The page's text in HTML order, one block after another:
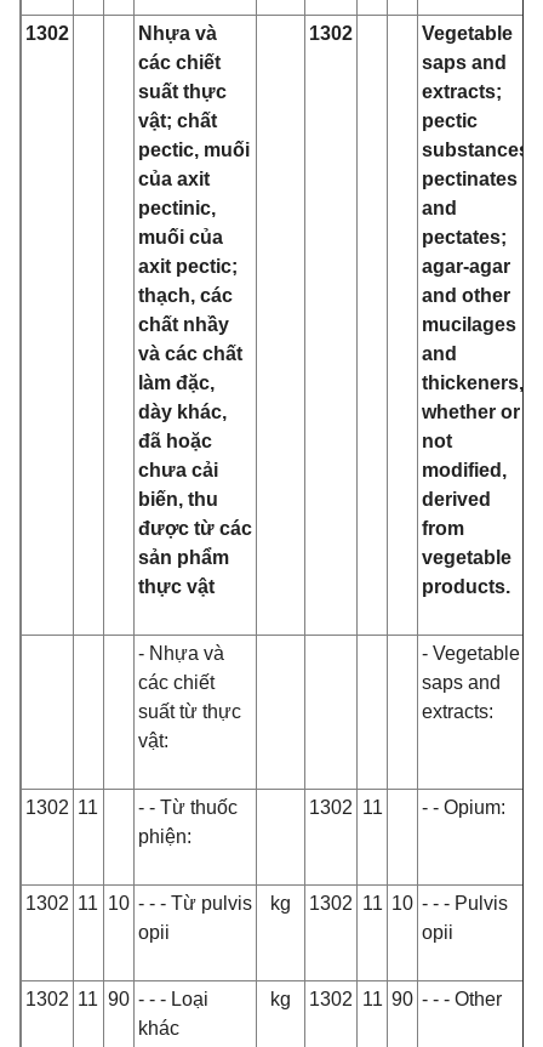
1302
Nhựa và
các chiết
suất thực
vật; chất
pectic, muối
của axit
pectinic,
muối của
axit pectic;
thạch, các
chất nhầy
và các chất
làm đặc,
dày khác,
đã hoặc
chưa cải
biến, thu
được từ các
sản phẩm
thực vật
1302
Vegetable
saps and
extracts;
pectic
substances,
pectinates
and
pectates;
agar‑agar
and other
mucilages
and
thickeners,
whether or
not
modified,
derived
from
vegetable
products.
- Nhựa và
các chiết
suất từ thực
vật:
‑ Vegetable
saps and
extracts:
1302 11
- - Từ thuốc
phiện:
1302 11 - - Opium:
1302 11 10 - - - Từ pulvis
opii
kg 1302 11 10 - - - Pulvis
opii
1302 11 90 - - - Loại
khác
kg 1302 11 90 - - - Other